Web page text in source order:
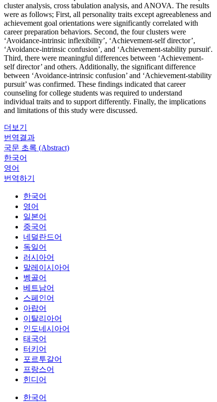
cluster analysis, cross tabulation analysis, and ANOVA. The results
were as follows; First, all personality traits except agreeableness and
achievement goal orientations were significantly correlated with
career preparation behaviors. Second, the four clusters were
‘Avoidance-intrinsic inflexibility’, ‘Achievement-self director’,
‘Avoidance-intrinsic confusion’, and ‘Achievement-stability pursuit'.
Third, there were meaningful differences between ‘Achievement-
self director’ and others. Additionally, the significant difference
between ‘Avoidance-intrinsic confusion’ and ‘Achievement-stability
pursuit’ was confirmed. These findings indicated that career
counseling for college students was required to understand
individual traits and to support differently. Finally, the implications
and limitations of this study were discussed.
더보기
번역결과
국문 초록 (Abstract)
한국어
영어
번역하기
한국어
영어
일본어
중국어
네덜란드어
독일어
러시아어
말레이시아어
벵골어
베트남어
스페인어
아랍어
이탈리아어
인도네시아어
태국어
터키어
포르투갈어
프랑스어
힌디어
한국어